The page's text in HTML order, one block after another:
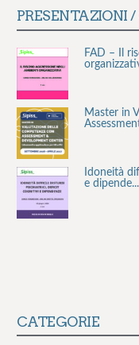
PRESENTAZIONI /
FAD – Il
Master in
Idoneità
e dipende...
CATEGORIE